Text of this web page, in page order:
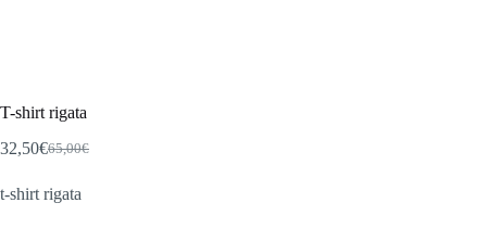
T-shirt rigata
65,00€
Il
originale
32,50€Il
attuale
t-shirt rigata